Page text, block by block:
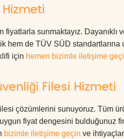
sunmaktayız. Dayanıklı
hem de TÜV SÜD standartlarına
için hemen bizimle iletişime
Filesi Hizmeti
çözümlerini sunuyoruz. Tüm
fiyat dengesini bulduğunuz
bizimle iletişime geçin ve